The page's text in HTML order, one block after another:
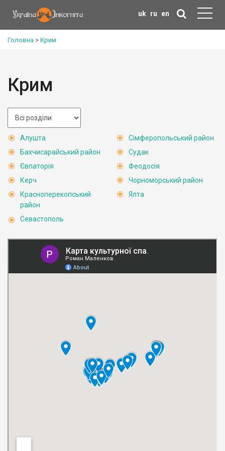
uk ru en
Головна > Крим
Крим
Алушта
Бахчисарайський район
Євпаторія
Керч
Красноперекопський
район
Севастополь
Сімферопольський район
Судак
Феодосія
Чорноморський район
Ялта